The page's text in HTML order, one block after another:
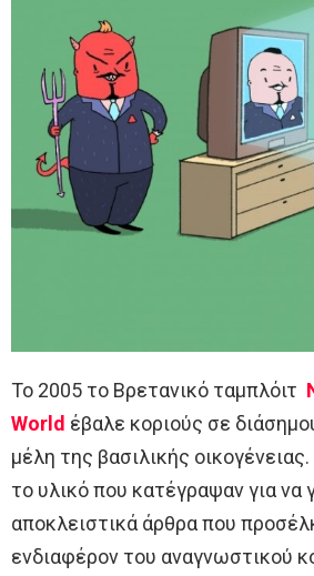
Το 2005 το Βρετανικό ταμπλόιτ
World έβαλε κοριούς σε
μέλη της βασιλικής
το υλικό που κατέγραψαν για να
αποκλειστικά άρθρα που
ενδιαφέρον του αναγνωστικού